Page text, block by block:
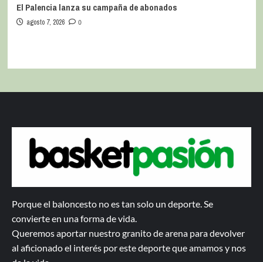
El Palencia lanza su campaña de abonados
agosto 7, 2026 0
Porque el baloncesto no es tan solo un deporte. Se
convierte en una forma de vida.
Queremos aportar nuestro granito de arena para devolver
al aficionado el interés por este deporte que amamos y nos